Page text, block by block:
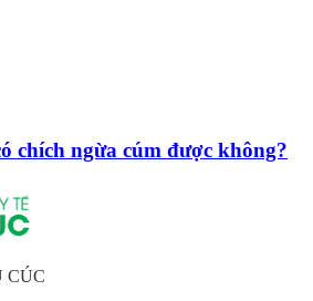
chích ngừa cúm được không?
CÚC